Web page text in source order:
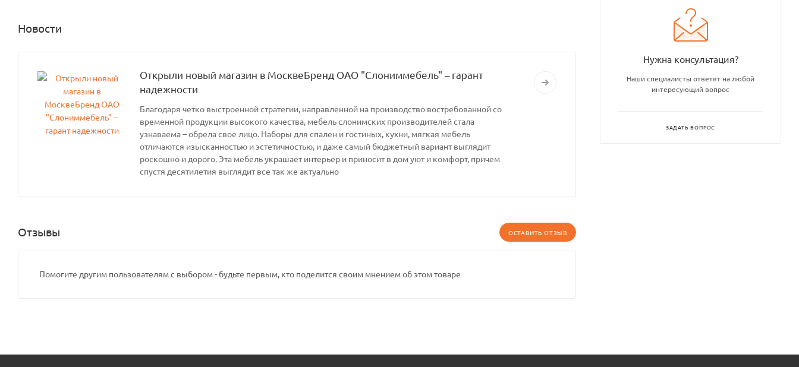
Новости
Открыли новый магазин в МосквеБренд ОАО "Слониммебель" – гарант
надежности
Благодаря четко выстроенной стратегии, направленной на производство востребованной со
временной продукции высокого качества, мебель слонимских производителей стала
узнаваема – обрела свое лицо. Наборы для спален и гостиных, кухни, мягкая мебель
отличаются изысканностью и эстетичностью, и даже самый бюджетный вариант выглядит
роскошно и дорого. Эта мебель украшает интерьер и приносит в дом уют и комфорт, причем
спустя десятилетия выглядит все так же актуально
Отзывы ОСТАВИТЬ ОТЗЫВ
Помогите другим пользователям с выбором - будьте первым, кто поделится своим мнением об этом товаре
Нужна консультация?
Наши специалисты ответят на любой
интересующий вопрос
ЗАДАТЬ ВОПРОС